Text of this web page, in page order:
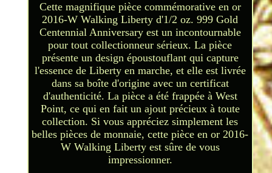
Cette magnifique pièce commémorative en or
2016-W Walking Liberty d'1/2 oz. 999 Gold
Centennial Anniversary est un incontournable
pour tout collectionneur sérieux. La pièce
présente un design époustouflant qui capture
l'essence de Liberty en marche, et elle est livrée
dans sa boîte d'origine avec un certificat
d'authenticité. La pièce a été frappée à West
Point, ce qui en fait un ajout précieux à toute
collection. Si vous appréciez simplement les
belles pièces de monnaie, cette pièce en or 2016-
W Walking Liberty est sûre de vous
impressionner.